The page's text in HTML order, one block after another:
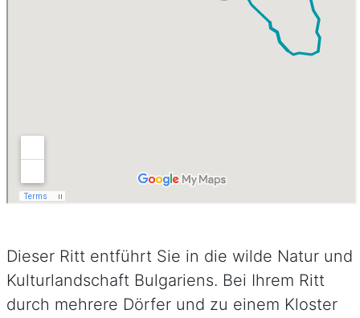
Dieser Ritt entführt Sie in die wilde Natur und
Kulturlandschaft Bulgariens. Bei Ihrem Ritt
durch mehrere Dörfer und zu einem Kloster